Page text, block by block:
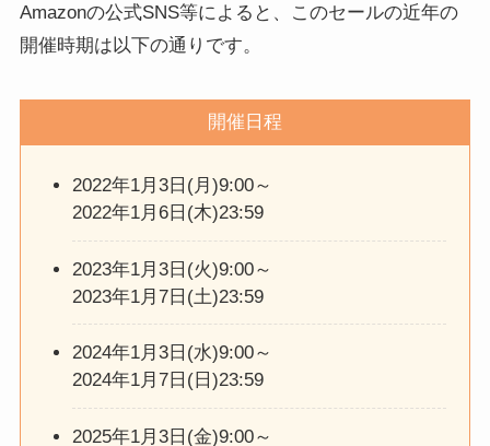
Amazonの公式SNS等によると、このセールの近年の
開催時期は以下の通りです。
開催日程
2022年1月3日(月)9:00～
2022年1月6日(木)23:59
2023年1月3日(火)9:00～
2023年1月7日(土)23:59
2024年1月3日(水)9:00～
2024年1月7日(日)23:59
2025年1月3日(金)9:00～